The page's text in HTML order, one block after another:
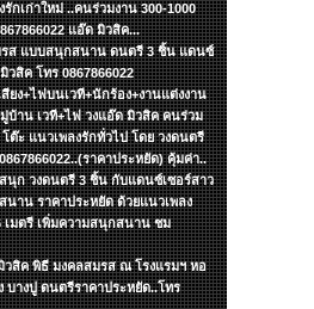
รักเก่าใหม่ ..คนร่วมงาน 300-1000
แอ๊ด มิวสิค...
รส แบบสนุกสนาน ดนตรี 3 ชิ้น แดนซ์
วสิค โทร 0867866022
ยง+ไฟบนเวที+นักร้อง+งานแต่งงาน
าน เวที+ไฟ วงแอ๊ด มิวสิค คนร่วม
ต๊ะ แนวเพลงรักทั่วไป โดย วงดนตรี
ราคาประหยัด) คุ้มค่า..
นุก วงดนตรี 3 ชิ้น กับแดนซ์เซอร์สาว
นาน ราคาประหยัด ด้วยแนวเพลง
เมตรี เพิ่มความสนุกสนาน ชม
วสิค พิธี มงคลสมรส ณ โรงแรมฯ หอ
บางปู ดนตรีราคาประหยัด..โทร